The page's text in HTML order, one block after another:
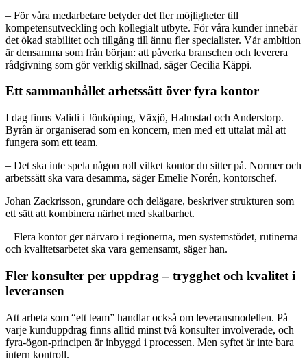
– För våra medarbetare betyder det fler möjligheter till
kompetensutveckling och kollegialt utbyte. För våra kunder innebär
det ökad stabilitet och tillgång till ännu fler specialister. Vår ambition
är densamma som från början: att påverka branschen och leverera
rådgivning som gör verklig skillnad, säger Cecilia Käppi.
Ett sammanhållet arbetssätt över fyra kontor
I dag finns Validi i Jönköping, Växjö, Halmstad och Anderstorp.
Byrån är organiserad som en koncern, men med ett uttalat mål att
fungera som ett team.
– Det ska inte spela någon roll vilket kontor du sitter på. Normer och
arbetssätt ska vara desamma, säger Emelie Norén, kontorschef.
Johan Zackrisson, grundare och delägare, beskriver strukturen som
ett sätt att kombinera närhet med skalbarhet.
– Flera kontor ger närvaro i regionerna, men systemstödet, rutinerna
och kvalitetsarbetet ska vara gemensamt, säger han.
Fler konsulter per uppdrag – trygghet och kvalitet i
leveransen
Att arbeta som “ett team” handlar också om leveransmodellen. På
varje kunduppdrag finns alltid minst två konsulter involverade, och
fyra-ögon-principen är inbyggd i processen. Men syftet är inte bara
intern kontroll.